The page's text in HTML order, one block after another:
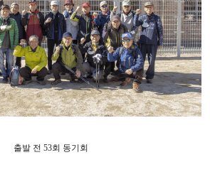
출발 전 53회 동기회